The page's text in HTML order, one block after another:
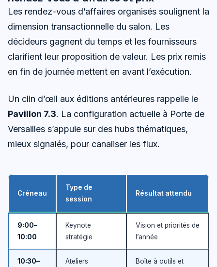
Les rendez-vous d’affaires organisés soulignent la
dimension transactionnelle du salon. Les
décideurs gagnent du temps et les fournisseurs
clarifient leur proposition de valeur. Les prix remis
en fin de journée mettent en avant l’exécution.
Un clin d’œil aux éditions antérieures rappelle le
Pavillon 7.3. La configuration actuelle à Porte de
Versailles s’appuie sur des hubs thématiques,
mieux signalés, pour canaliser les flux.
Créneau
Type de
session
Résultat attendu
9:00–
10:00
Keynote
stratégie
Vision et priorités de
l’année
10:30–
Ateliers
Boîte à outils et